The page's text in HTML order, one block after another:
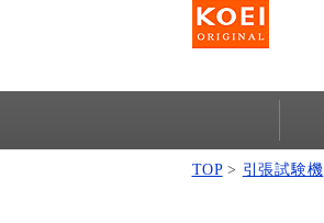
TOP> 引張試験機